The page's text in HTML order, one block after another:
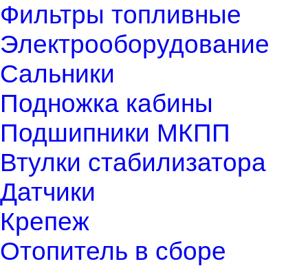
Фильтры топливные
Электрооборудование
Сальники
Подножка кабины
Подшипники МКПП
Втулки стабилизатора
Датчики
Крепеж
Отопитель в сборе